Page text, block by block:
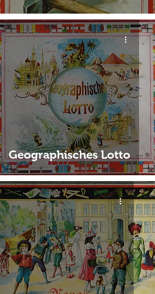
Geographisches Lotto